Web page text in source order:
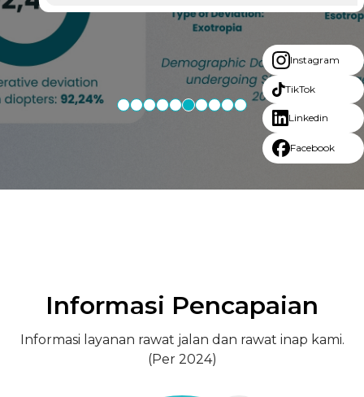
Instagram
TikTok
Linkedin
Facebook
Informasi Pencapaian
Informasi layanan rawat jalan dan rawat inap kami.
(Per 2024)